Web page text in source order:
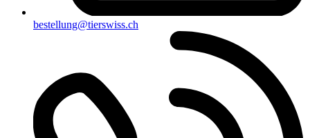
bestellung@tierswiss.ch